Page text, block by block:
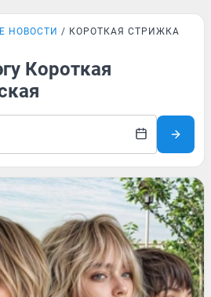
НОВОСТИ
КОРОТКАЯ СТРИЖКА
Короткая